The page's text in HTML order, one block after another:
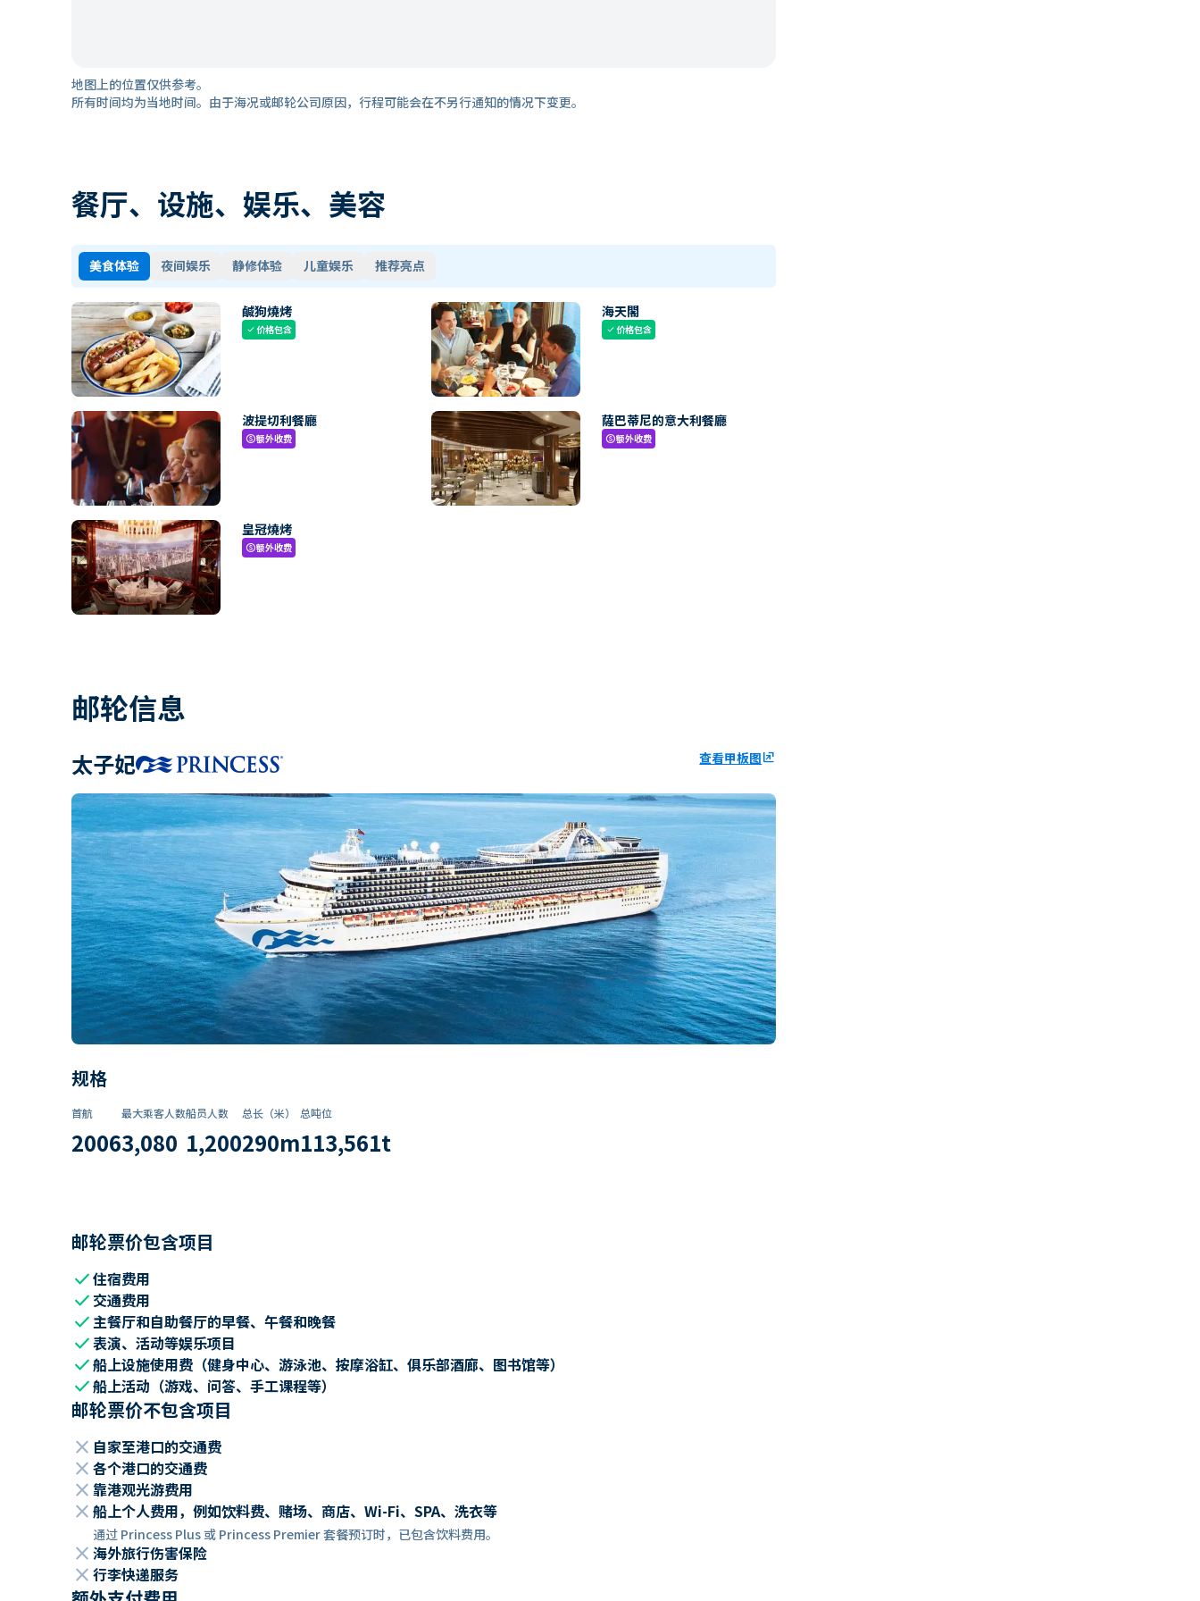
地图上的位置仅供参考。
所有时间均为当地时间。由于海况或邮轮公司原因，行程可能会在不另行通知的情况下变更。
餐厅、设施、娱乐、美容
美食体验 夜间娱乐 静修体验 儿童娱乐 推荐亮点
鹹狗燒烤
check价格包含
海天閣
check价格包含
波提切利餐廳
paid额外收费
薩巴蒂尼的意大利餐廳
paid额外收费
皇冠燒烤
paid额外收费
邮轮信息
太子妃 查看甲板图ungroup
规格
首航
2006
最大乘客人数
3,080
船员人数
1,200
总长（米）
290m
总吨位
113,561t
邮轮票价包含项目
check住宿费用
check 交通费用
check主餐厅和自助餐厅的早餐、午餐和晚餐
check表演、活动等娱乐项目
check船上设施使用费（健身中心、游泳池、按摩浴缸、俱乐部酒廊、图书馆等）
check船上活动（游戏、问答、手工课程等）
邮轮票价不包含项目
close 自家至港口的交通费
close 各个港口的交通费
close 靠港观光游费用
close 船上个人费用，例如饮料费、赌场、商店、Wi-Fi、SPA、洗衣等
通过 Princess Plus 或 Princess Premier 套餐预订时，已包含饮料费用。
close 海外旅行伤害保险
close 行李快递服务